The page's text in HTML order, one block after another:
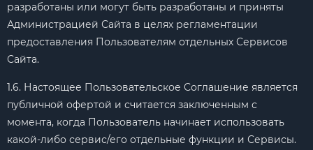
разработаны или могут быть разработаны и приняты
Администрацией Сайта в целях регламентации
предоставления Пользователям отдельных Сервисов
Сайта.
1.6. Настоящее Пользовательское Соглашение является
публичной офертой и считается заключенным с
момента, когда Пользователь начинает использовать
какой-либо сервис/его отдельные функции и Сервисы.